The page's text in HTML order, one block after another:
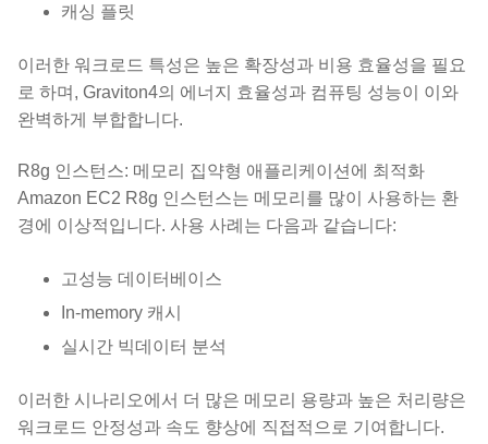
캐싱 플릿
이러한 워크로드 특성은 높은 확장성과 비용 효율성을 필요
로 하며, Graviton4의 에너지 효율성과 컴퓨팅 성능이 이와
완벽하게 부합합니다.
R8g 인스턴스: 메모리 집약형 애플리케이션에 최적화
Amazon EC2 R8g 인스턴스는 메모리를 많이 사용하는 환
경에 이상적입니다. 사용 사례는 다음과 같습니다:
고성능 데이터베이스
In-memory 캐시
실시간 빅데이터 분석
이러한 시나리오에서 더 많은 메모리 용량과 높은 처리량은
워크로드 안정성과 속도 향상에 직접적으로 기여합니다.